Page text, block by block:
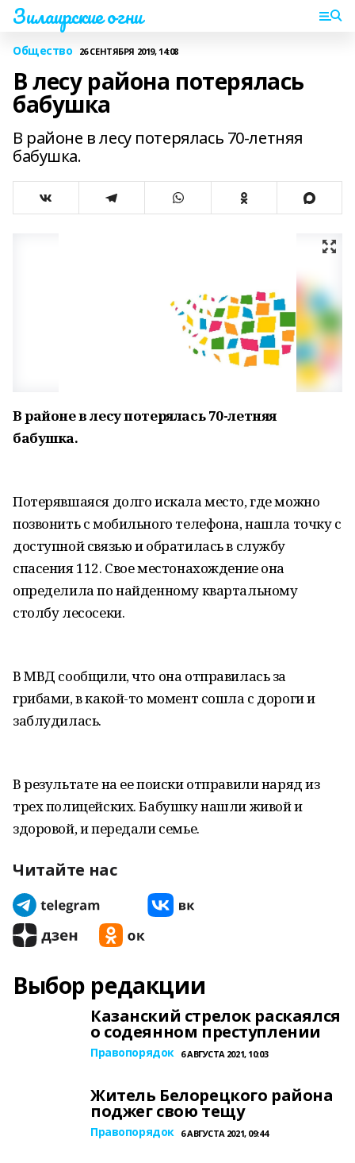
Зилаирские огни
Общество 26 СЕНТЯБРЯ 2019, 14:08
В лесу района потерялась
бабушка
В районе в лесу потерялась 70-летняя
бабушка.
В районе в лесу потерялась 70-летняя
бабушка.
Потерявшаяся долго искала место, где можно
позвонить с мобильного телефона, нашла точку с
доступной связью и обратилась в службу
спасения 112. Свое местонахождение она
определила по найденному квартальному
столбу лесосеки.
В МВД сообщили, что она отправилась за
грибами, в какой-то момент сошла с дороги и
заблудилась.
В результате на ее поиски отправили наряд из
трех полицейских. Бабушку нашли живой и
здоровой, и передали семье.
Читайте нас
Выбор редакции
Казанский стрелок раскаялся
о содеянном преступлении
Правопорядок 6 АВГУСТА 2021, 10:03
Житель Белорецкого района
поджег свою тещу
Правопорядок 6 АВГУСТА 2021, 09:44